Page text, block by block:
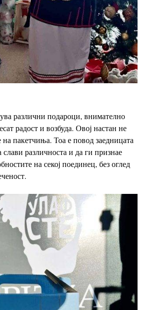
различни подароци, внимателно
радост и возбуда. Овој настан не
пакетчиња. Тоа е повод заедницата
слави различноста и да ги признае
на секој поединец, без оглед